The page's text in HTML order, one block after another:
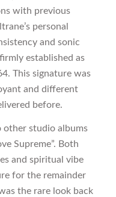
with previous
personal
and sonic
established as
This signature was
and different
before.
other studio albums
Supreme”. Both
and spiritual vibe
for the remainder
the rare look back